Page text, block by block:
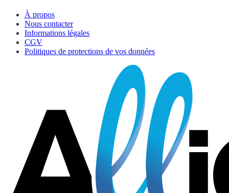
À propos
Nous contacter
Informations légales
CGV
Politiques de protections de vos données